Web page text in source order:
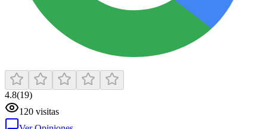
4.8(19)
120 visitas